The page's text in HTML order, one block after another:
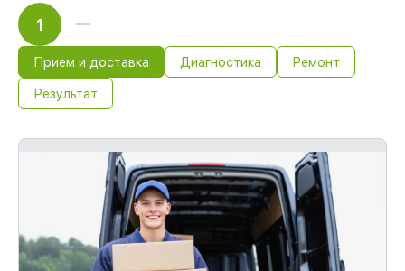
1
Прием и доставка Диагностика Ремонт
Результат